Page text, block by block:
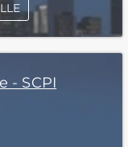
- SCPI